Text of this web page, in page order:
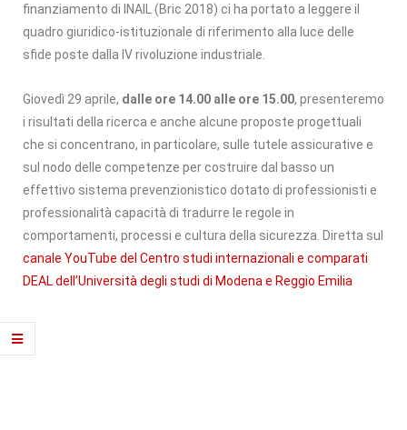
finanziamento di INAIL (Bric 2018) ci ha portato a leggere il
quadro giuridico-istituzionale di riferimento alla luce delle
sfide poste dalla IV rivoluzione industriale.
Giovedì 29 aprile, dalle ore 14.00 alle ore 15.00, presenteremo
i risultati della ricerca e anche alcune proposte progettuali
che si concentrano, in particolare, sulle tutele assicurative e
sul nodo delle competenze per costruire dal basso un
effettivo sistema prevenzionistico dotato di professionisti e
professionalità capacità di tradurre le regole in
comportamenti, processi e cultura della sicurezza. Diretta sul
canale YouTube del Centro studi internazionali e comparati
DEAL dell’Università degli studi di Modena e Reggio Emilia